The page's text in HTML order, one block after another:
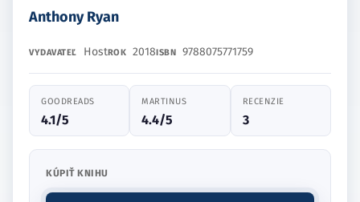
Anthony Ryan
VYDAVATEĽ HostROK 2018ISBN 9788075771759
GOODREADS
4.1/5
MARTINUS
4.4/5
RECENZIE
3
KÚPIŤ KNIHU